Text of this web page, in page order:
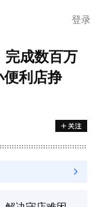
登录
完成数百万
利店挣